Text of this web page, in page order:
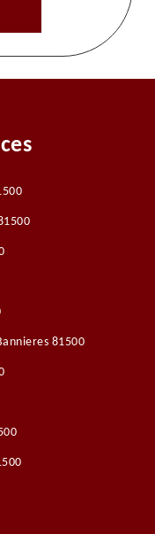
81500